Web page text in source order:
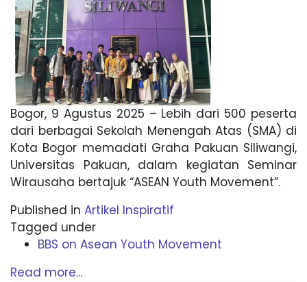
Bogor, 9 Agustus 2025 – Lebih dari 500 peserta
dari berbagai Sekolah Menengah Atas (SMA) di
Kota Bogor memadati Graha Pakuan Siliwangi,
Universitas Pakuan, dalam kegiatan Seminar
Wirausaha bertajuk “ASEAN Youth Movement”.
Published in Artikel Inspiratif
Tagged under
BBS on Asean Youth Movement
Read more...